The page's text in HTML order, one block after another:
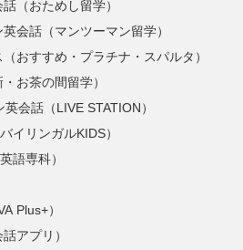
（おためし留学）
会話（マンツーマン留学）
おすすめ・プラチナ・スパルタ）
お茶の間留学）
会話（LIVE STATION）
イリンガルKIDS）
語専科）
Plus+）
アプリ）